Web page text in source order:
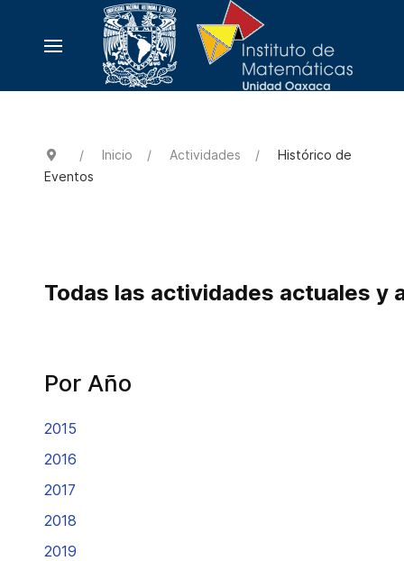
Inicio Actividades
Histórico de
Eventos
Todas las actividades actuales y
Por Año
2015
2016
2017
2018
2019